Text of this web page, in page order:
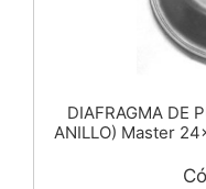
DIAFRAGMA DE
ANILLO) Master